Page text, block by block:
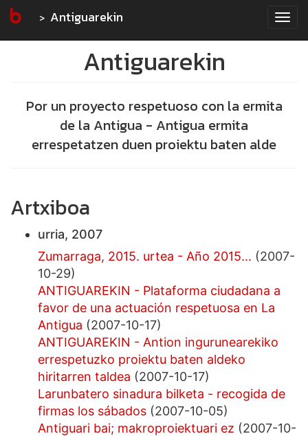
Antiguarekin
Antiguarekin
Por un proyecto respetuoso con la ermita
de la Antigua - Antigua ermita
errespetatzen duen proiektu baten alde
Artxiboa
urria, 2007
Zumarraga, 2015. urtea - Año 2015... (2007-
10-29)
ANTIGUAREKIN - Plataforma ciudadana a
favor de una actuación respetuosa en La
Antigua (2007-10-17)
ANTIGUAREKIN - Antion ingurunearekiko
errespetuzko proiektu baten aldeko
hiritarren taldea (2007-10-17)
Larunbatero sinadura bilketa - recogida de
firmas los sábados (2007-10-05)
Antiguari bai; makroproiektuari ez (2007-10-